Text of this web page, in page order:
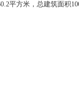
平方米，总建筑面积